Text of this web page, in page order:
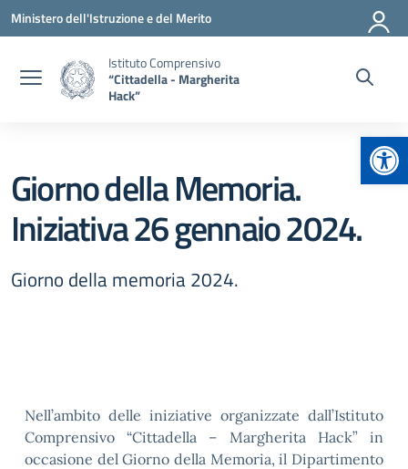
Vai ai contenuti
Vai al menu di navigazione
Vai al footer
Ministero dell'Istruzione e del Merito
Istituto Comprensivo
“Cittadella - Margherita
Hack”
Giorno della Memoria.
Iniziativa 26 gennaio 2024.
Giorno della memoria 2024.
Nell’ambito delle iniziative organizzate dall’Istituto
Comprensivo “Cittadella – Margherita Hack” in
occasione del Giorno della Memoria, il Dipartimento